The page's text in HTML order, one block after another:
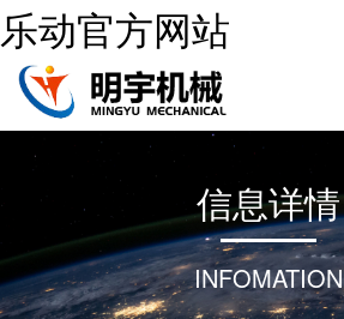
乐动官方网站
信息详情
INFOMATION